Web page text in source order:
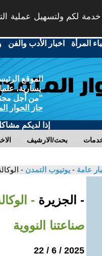
لكم ولتسهيل عملية
المرأة - اخبار الأدب والفن -
الموقع
يسارية،
"من أجل
حاز الحوار
إذا لديكم
بحث/الارشيف
عامة - يوتيوب التمدن -
- الجزيرة -
صناعتنا النووية
2025 / 6 / 22